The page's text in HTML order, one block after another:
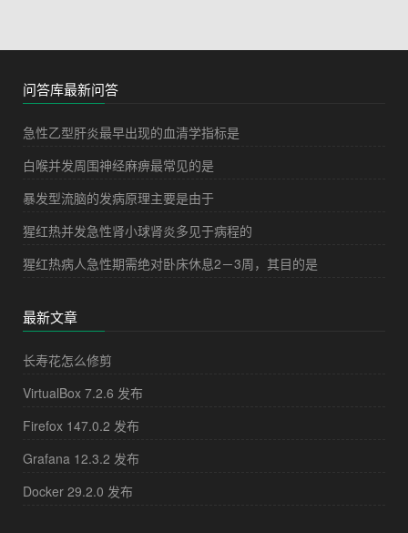
问答库最新问答
急性乙型肝炎最早出现的血清学指标是
白喉并发周围神经麻痹最常见的是
暴发型流脑的发病原理主要是由于
猩红热并发急性肾小球肾炎多见于病程的
猩红热病人急性期需绝对卧床休息2－3周，其目的是
最新文章
长寿花怎么修剪
VirtualBox 7.2.6 发布
Firefox 147.0.2 发布
Grafana 12.3.2 发布
Docker 29.2.0 发布